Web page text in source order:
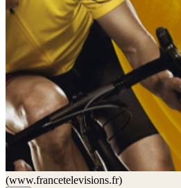
(www.francetelevisions.fr)